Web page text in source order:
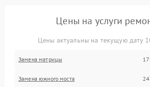
Цены на услуги
Цены актуальны на текущую дату
Замена матрицы
Замена южного моста